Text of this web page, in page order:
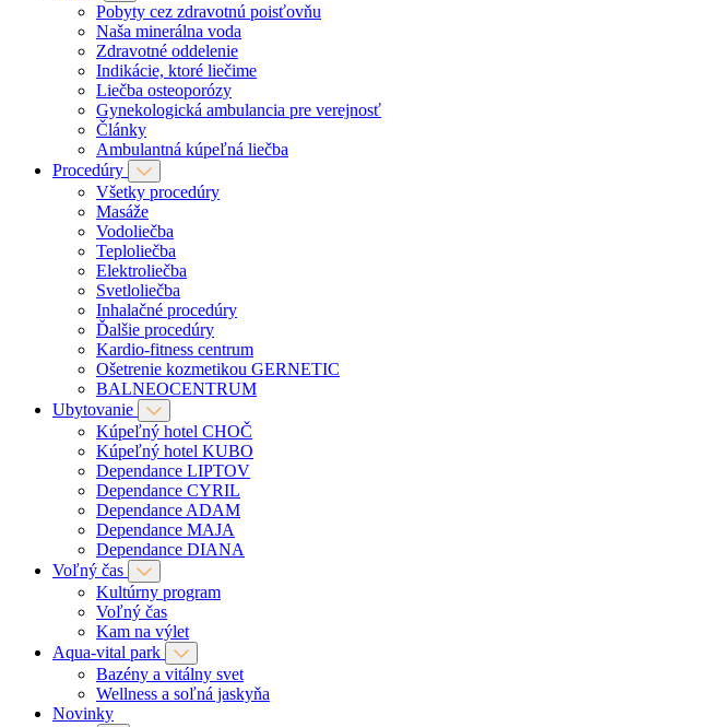
Pobyty cez zdravotnú poisťovňu
Naša minerálna voda
Zdravotné oddelenie
Indikácie, ktoré liečime
Liečba osteoporózy
Gynekologická ambulancia pre verejnosť
Články
Ambulantná kúpeľná liečba
Procedúry
Všetky procedúry
Masáže
Vodoliečba
Teploliečba
Elektroliečba
Svetloliečba
Inhalačné procedúry
Ďalšie procedúry
Kardio-fitness centrum
Ošetrenie kozmetikou GERNETIC
BALNEOCENTRUM
Ubytovanie
Kúpeľný hotel CHOČ
Kúpeľný hotel KUBO
Dependance LIPTOV
Dependance CYRIL
Dependance ADAM
Dependance MAJA
Dependance DIANA
Voľný čas
Kultúrny program
Voľný čas
Kam na výlet
Aqua-vital park
Bazény a vitálny svet
Wellness a soľná jaskyňa
Novinky